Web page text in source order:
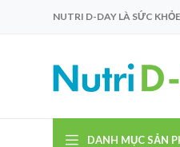
NUTRI D-DAY LÀ SỨC
DANH MỤC SẢN